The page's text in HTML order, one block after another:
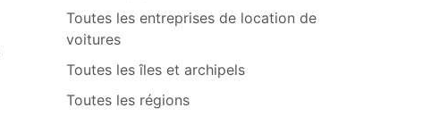
Toutes les entreprises de location de
voitures
Toutes les îles et archipels
Toutes les régions